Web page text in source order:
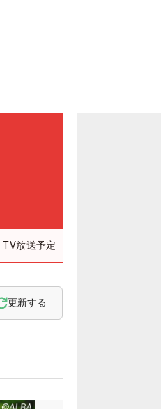
TV放送予定
更新する